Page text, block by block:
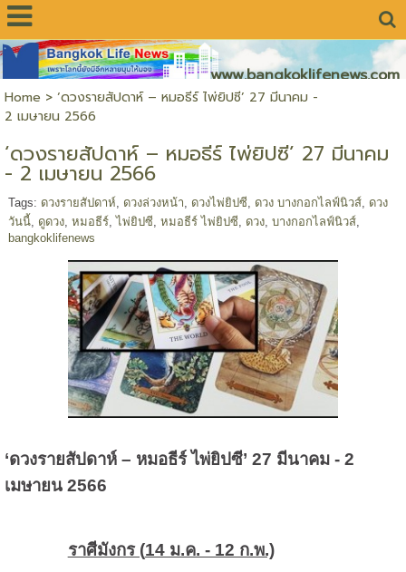
www.bangkoklifenews.com
Home > ‘ดวงรายสัปดาห์ – หมอธีร์ ไพ่ยิปซี’ 27 มีนาคม -
2 เมษายน 2566
‘ดวงรายสัปดาห์ – หมอธีร์ ไพ่ยิปซี’ 27 มีนาคม
- 2 เมษายน 2566
Tags: ดวงรายสัปดาห์ ดวงล่วงหน้า ดวงไพ่ยิปซี ดวง บางกอกไลฟ์นิวส์, ดวง
วันนี้, ดูดวง, หมอธีร์,ไพ่ยิปซี หมอธีร์ ไพ่ยิปซี ดวง, บางกอกไลฟ์นิวส์,
bangkoklifenews
‘ดวงรายสัปดาห์ – หมอธีร์ ไพ่ยิปซี’ 27 มีนาคม - 2
เมษายน 2566
ราศีมังกร (14 ม.ค. - 12 ก.พ.)